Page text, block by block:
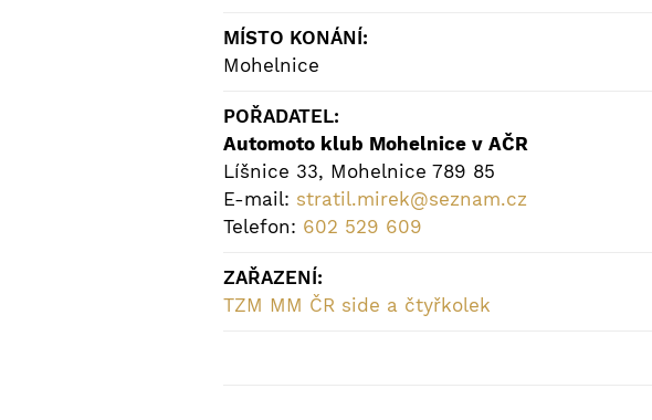
MÍSTO KONÁNÍ:
Mohelnice
POŘADATEL:
Automoto klub Mohelnice v AČR
Líšnice 33, Mohelnice 789 85
E-mail: stratil.mirek@seznam.cz
Telefon: 602 529 609
ZAŘAZENÍ:
TZM MM ČR side a čtyřkolek